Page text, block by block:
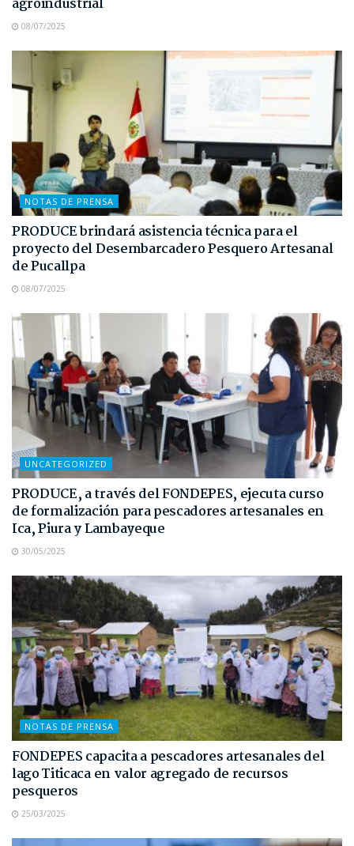
08/07/2025
NOTAS DE PRENSA
PRODUCE brindará asistencia técnica para el
proyecto del Desembarcadero Pesquero Artesanal
de Pucallpa
08/07/2025
UNCATEGORIZED
PRODUCE, a través del FONDEPES, ejecuta curso
de formalización para pescadores artesanales en
Ica, Piura y Lambayeque
30/05/2025
NOTAS DE PRENSA
FONDEPES capacita a pescadores artesanales del
lago Titicaca en valor agregado de recursos
pesqueros
25/03/2025